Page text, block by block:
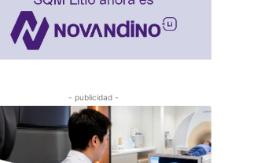
- publicidad -